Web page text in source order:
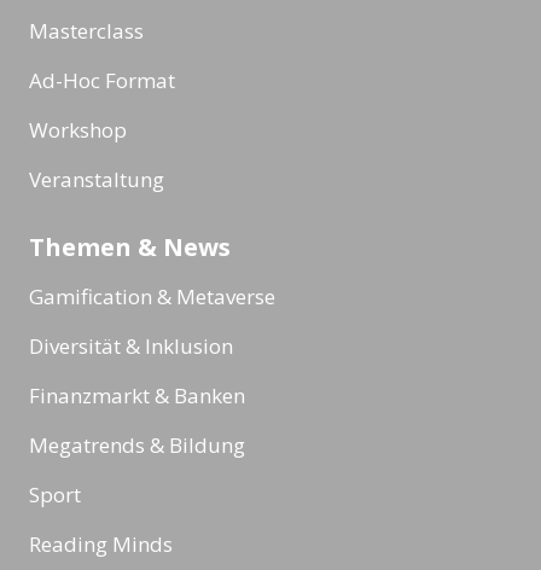
Masterclass
Ad-Hoc Format
Workshop
Veranstaltung
Themen & News
Gamification & Metaverse
Diversität & Inklusion
Finanzmarkt & Banken
Megatrends & Bildung
Sport
Reading Minds